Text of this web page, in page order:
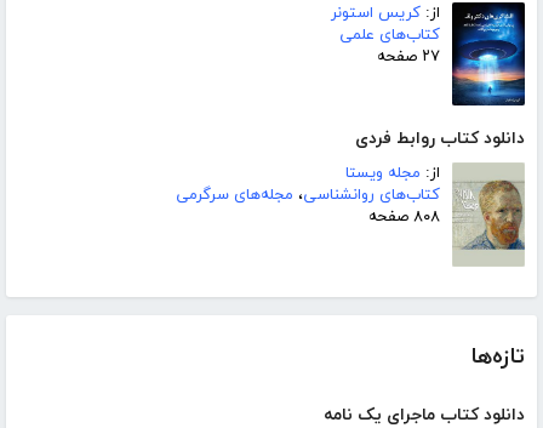
از: کریس استونر
کتاب‌های علمی
۲۷ صفحه
دانلود کتاب روابط فردی
از: مجله ویستا
کتاب‌های روانشناسی، مجله‌های سرگرمی
۸۰۸ صفحه
تازه‌ها
دانلود کتاب ماجرای یک نامه